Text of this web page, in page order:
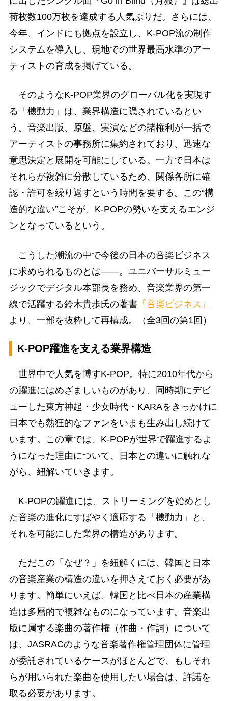
荷枚数100万枚を達成する人気ぶりだ。さらには、
今年、インドにも拠点を設立し、K-POP流の制作
システムを導入し、現地での世界最高水準のアー
ティストの育成を掲げている。
そのようなK-POP業界のグローバル化を実現す
る「機動力」は、業界構造に隠されているとい
う。音楽出版、原盤、実演などの諸権利が一括で
アーティストの事務所に集約されており、迅速な
意思決定と展開を可能にしている。一方で日本は
それらが複雑に分散しているため、関係各所に確
認・許可を繰り返すという時間を要する。この“構
造的な違い”こそが、K-POPの勢いを支えるエンジ
ンとなっているという。
こうした潮流の中で今後の日本の音楽ビジネス
に求められるものとは――。ユニバーサルミュー
ジックでデジタル本部長を務め、音楽業界の第一
線で活躍する鈴木貴歩氏の著書『音楽ビジネス』
より、一部を抜粋して再構成。（全3回の第1回）
K-POP躍進を支える業界構造
世界中で人気を博すK-POP。特に2010年代から
の躍進にはめざましいものがあり、同時期にデビ
ューした東方神起・少女時代・KARAをきっかけに
日本でも熱狂的なファンをいまも生み出し続けて
います。この章では、K-POPが世界で躍進するよ
うになった理由について、日本との違いに触れな
がら、紐解いていきます。
K-POPの躍進には、ストリーミングを始めとし
た音楽の進化にすばやく適応する「機動力」と、
それを可能にした業界の構造があります。
ただこの「なぜ？」を紐解くには、韓国と日本
の音楽産業の構造の違いを押さえておく必要があ
ります。簡単にいえば、韓国と比べ日本の産業構
造は多層的で複雑なものになっています。音楽出
版に属する楽曲の著作権（作曲・作詞）について
は、JASRACのような音楽著作権管理団体に管理
が委託されているケースがほとんどで、もしそれ
らが用いられた楽曲を使用したい場合は、許諾を
取る必要があります。